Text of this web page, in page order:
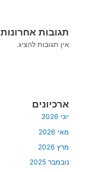
תגובות אחרונות
אין תגובות להציג.
ארכיונים
יוני 2026
מאי 2026
מרץ 2026
נובמבר 2025